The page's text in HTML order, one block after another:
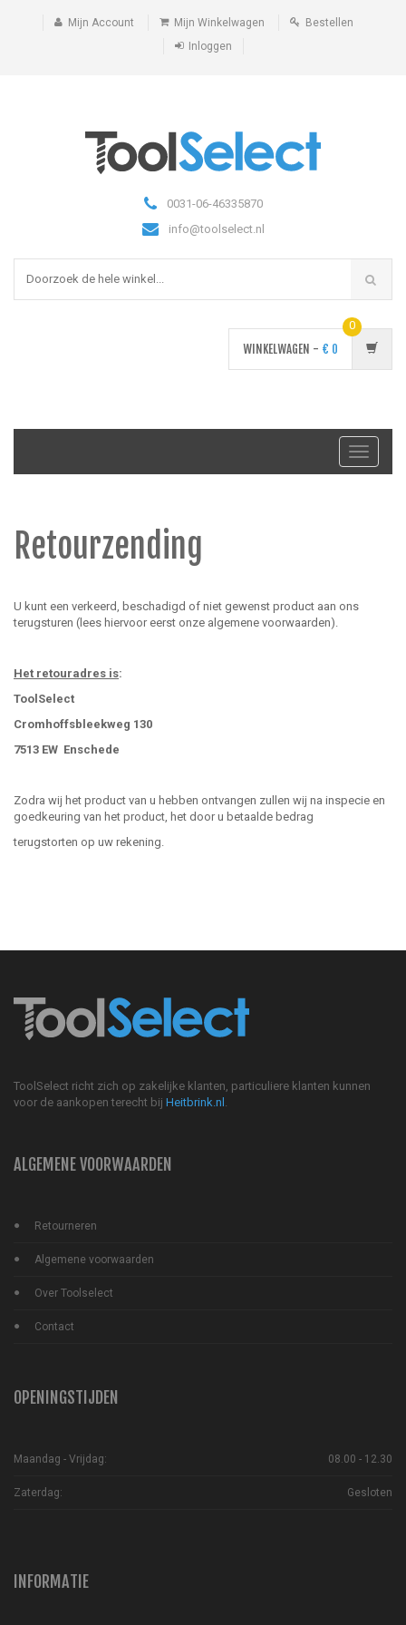
Mijn Account Mijn Winkelwagen
Bestellen
Inloggen
0031-06-46335870
info@toolselect.nl
WINKELWAGEN - € 0
0
Toggle
Retourzending
U kunt een verkeerd, beschadigd of niet gewenst product aan ons
terugsturen (lees hiervoor eerst onze algemene voorwaarden).
Het retouradres is:
ToolSelect
Cromhoffsbleekweg 130
7513 EW Enschede
Zodra wij het product van u hebben ontvangen zullen wij na inspecie en
goedkeuring van het product, het door u betaalde bedrag
terugstorten op uw rekening.
ToolSelect richt zich op zakelijke klanten, particuliere klanten kunnen
voor de aankopen terecht bij Heitbrink.nl .
ALGEMENE VOORWAARDEN
Retourneren
Algemene voorwaarden
Over Toolselect
Contact
OPENINGSTIJDEN
Maandag - Vrijdag: 08.00 - 12.30
Zaterdag: Gesloten
INFORMATIE